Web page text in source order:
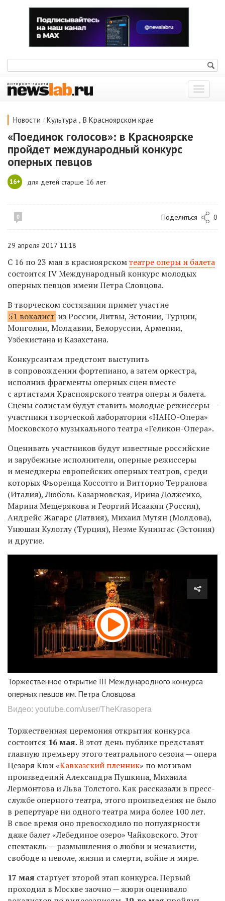
Показать
меню
Новости / Культура , В Красноярском крае
«Поединок голосов»: в Красноярске
пройдет международный конкурс
оперных певцов
16+ для детей старше 16 лет
0 Поделиться 0
29 апреля 2017 11:18
С 16 по 23 мая в красноярскомтеатре оперы и балета
состоится IVМеждународный конкурс молодых
оперных певцов имени Петра Словцова.
В творческом состязании примет участие
51 вокалист из России, Литвы, Эстонии, Турции,
Монголии, Молдавии, Белоруссии, Армении,
Узбекистана и Казахстана.
Конкурсантам предстоит выступить
в сопровождении фортепиано, а затем оркестра,
исполнив фрагменты оперных сцен вместе
с артистами Красноярского театра оперы и балета.
Сцены солистам будут ставить молодые режиссеры —
участники творческой лаборатории «НАНО-Опера»
Московского музыкального театра «Геликон-Опера».
Оценивать участников будут известные российские
и зарубежные исполнители, оперные режиссеры
и менеджеры европейских оперных театров, среди
которых Фьоренца Коссотто и Витторио Терранова
(Италия), Любовь Казарновская, Ирина Долженко,
Марина Мещерякова и Георгий Исаакян (Россия),
Андрейс Жагарс (Латвия), Михаил Мутян (Молдова),
Унюшан Кулоглу (Турция), Неэме Кунингас (Эстония)
и другие.
Торжественное открытие III Международного конкурса
оперных певцов им. Петра Словцова
Видео: youtube.com/user/TheKrasopera
Торжественная церемония открытия конкурса
состоится 16 мая. В этот день публике представят
главную премьеру этого театрального сезона — опера
Цезаря Кюи «Кавказский пленник» по мотивам
произведений Александра Пушкина, Михаила
Лермонтова и Льва Толстого. Как рассказали в пресс-
службе оперного театра, этого произведения не было
в репертуаре ни одного театра мира более 100 лет.
В свое время оно превосходило по популярности
даже балет «Лебединое озеро» Чайковского. Этот
спектакль — размышления о любви и ненависти,
свободе и неволе, жизни и смерти, войне и мире.
17 мая стартует второй этап конкурса. Первый
проходил в Москве заочно — жюри оценивало